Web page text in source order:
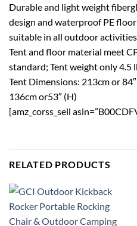
Durable and light weight
design and waterproof PE
suitable in all outdoor activities
Tent and floor material meet
standard; Tent weight only 4.5
Tent Dimensions: 213cm or
136cm or53″ (H)
[amz_corss_sell
RELATED PRODUCTS